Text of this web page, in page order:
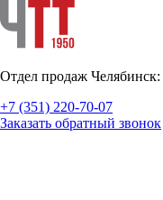
Отдел продаж Челябинск:
+7 (351) 220-70-07
Заказать обратный звонок